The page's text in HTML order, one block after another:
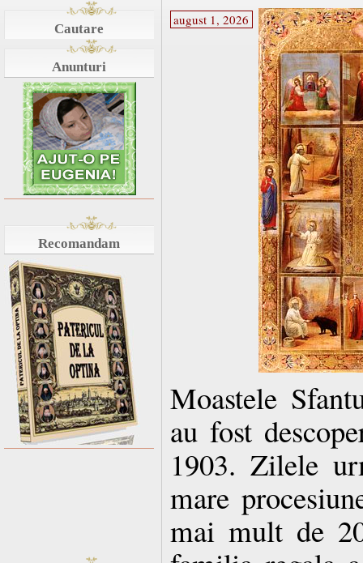
Cautare
Anunturi
Recomandam
august 1, 2026
Moastele
au fost
1903. Zilele
mare
mai mult de